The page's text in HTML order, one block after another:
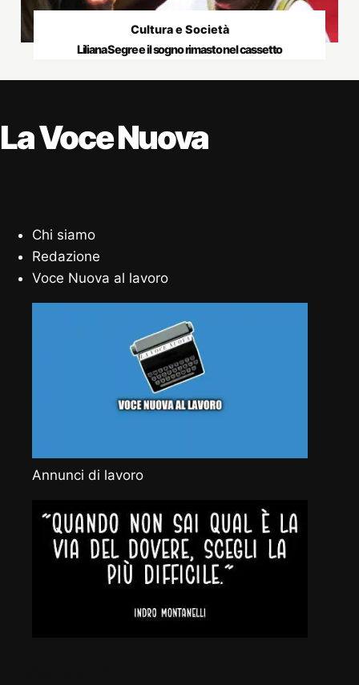
Cultura e Società
Liliana Segre e il sogno rimasto nel cassetto
La Voce Nuova
Chi siamo
Redazione
Voce Nuova al lavoro
Annunci di lavoro